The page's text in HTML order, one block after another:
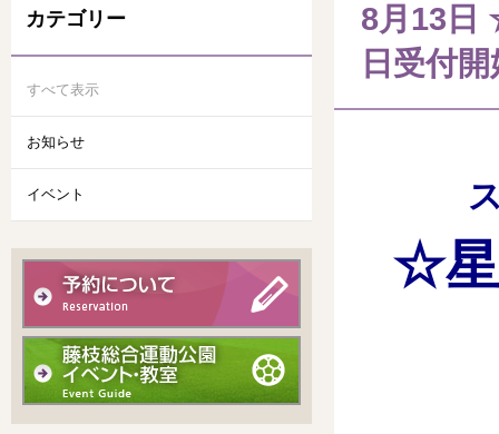
8月13日
日受付
☆星
カテゴリー
すべて表示
お知らせ
イベント